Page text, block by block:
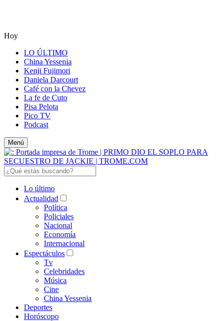
Hoy
LO ÚLTIMO
China Yessenia
Kenji Fujimori
Daniela Darcourt
Café con la Chevez
La fe de Cuto
Pisa Pelota
Pico TV
Podcast
Menú
Lo último
Actualidad
Política
Policiales
Nacional
Economía
Internacional
Espectáculos
Tv
Celebridades
Música
Cine
China Yessenia
Deportes
Horóscopo